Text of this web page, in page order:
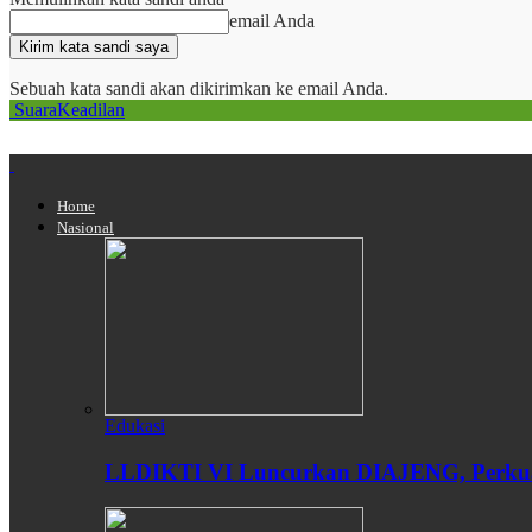
email Anda
Sebuah kata sandi akan dikirimkan ke email Anda.
SuaraKeadilan
Home
Nasional
Edukasi
LLDIKTI VI Luncurkan DIAJENG,